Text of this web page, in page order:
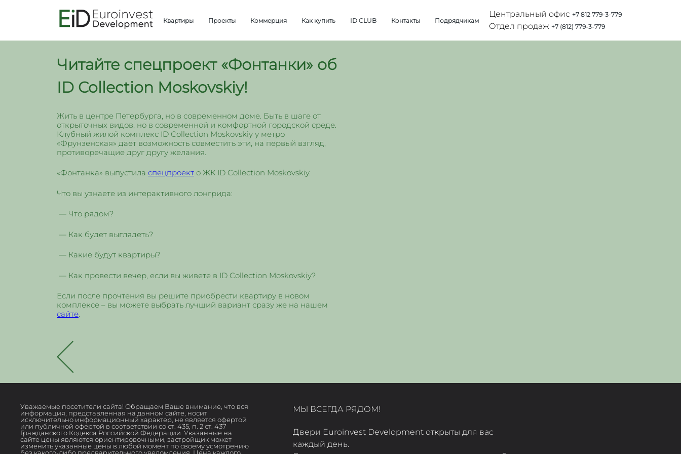
Квартиры Проекты Коммерция Как купить ID CLUB Контакты Подрядчикам
Центральный офис +7 812 779-3-779
Отдел продаж +7 (812) 779-3-779
Читайте спецпроект «Фонтанки» об
ID Collection Moskovskiy!
Жить в центре Петербурга, но в современном доме. Быть в шаге от
открыточных видов, но в современной и комфортной городской среде.
Клубный жилой комплекс ID Collection Moskovskiy у метро
«Фрунзенская» дает возможность совместить эти, на первый взгляд,
противоречащие друг другу желания.
«Фонтанка» выпустила спецпроект о ЖК ID Collection Moskovskiy.
Что вы узнаете из интерактивного лонгрида:
— Что рядом?
— Как будет выглядеть?
— Какие будут квартиры?
— Как провести вечер, если вы живете в ID Collection Moskovskiy?
Если после прочтения вы решите приобрести квартиру в новом
комплексе – вы можете выбрать лучший вариант сразу же на нашем
сайте.
Уважаемые посетители сайта! Обращаем Ваше внимание, что вся
информация, представленная на данном сайте, носит
исключительно информационный характер, не является офертой
или публичной офертой в соответствии со ст. 435, п. 2 ст. 437
Гражданского Кодекса Российской Федерации. Указанные на
сайте цены являются ориентировочными, застройщик может
изменить указанные цены в любой момент по своему усмотрению
без какого-либо предварительного уведомления. Цена каждого
МЫ ВСЕГДА РЯДОМ!
Двери Euroinvest Development открыты для вас
каждый день.